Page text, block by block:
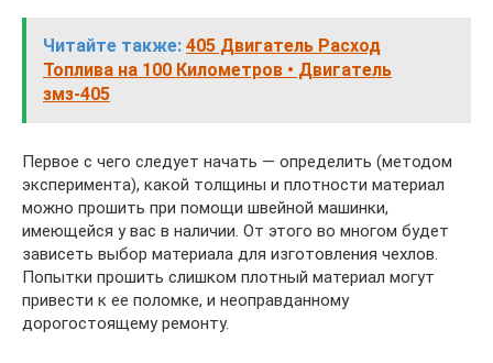
Читайте также: 405 Двигатель Расход
Топлива на 100 Километров • Двигатель
змз-405
Первое с чего следует начать — определить (методом
эксперимента), какой толщины и плотности материал
можно прошить при помощи швейной машинки,
имеющейся у вас в наличии. От этого во многом будет
зависеть выбор материала для изготовления чехлов.
Попытки прошить слишком плотный материал могут
привести к ее поломке, и неоправданному
дорогостоящему ремонту.